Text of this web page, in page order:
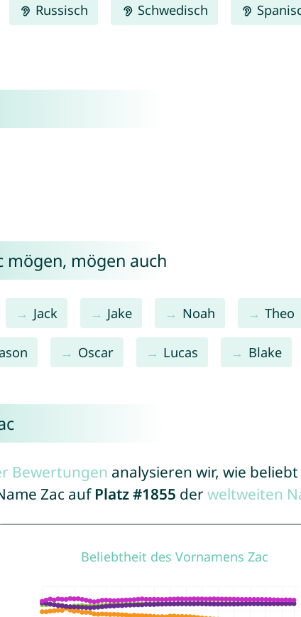
Russisch Schwedisch
mögen, mögen auch
Jack Jake Noah Theo
Oscar Lucas Blake
Bewertungen analysieren wir, wie
Zac auf Platz #1855 derweltweiten